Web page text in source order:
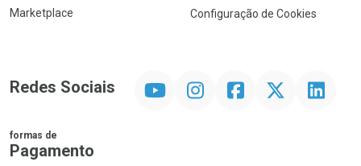
Marketplace
Configuração de Cookies
Redes Sociais InstagramFacebookTwitter Linkedin
formas de
Pagamento